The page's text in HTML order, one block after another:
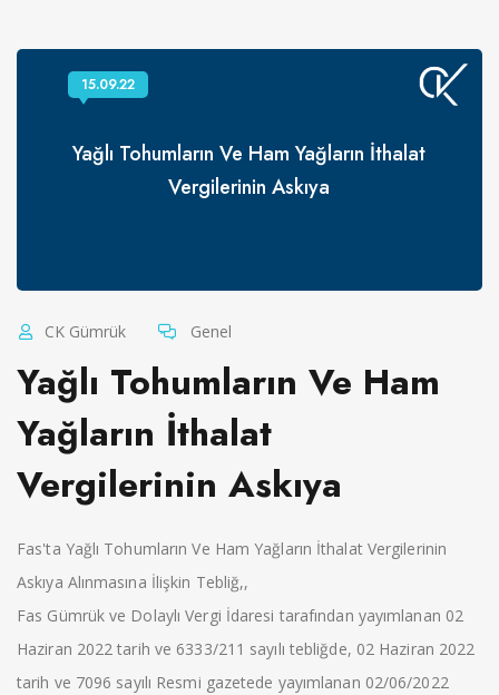
Yağlı Tohumların Ve Ham Yağların İthalat
Vergilerinin Askıya
15.09.22
CK Gümrük Genel
Yağlı Tohumların Ve Ham
Yağların İthalat
Vergilerinin Askıya
Fas'ta Yağlı Tohumların Ve Ham Yağların İthalat Vergilerinin
Askıya Alınmasına İlişkin Tebliğ,,
Fas Gümrük ve Dolaylı Vergi İdaresi tarafından yayımlanan 02
Haziran 2022 tarih ve 6333/211 sayılı tebliğde, 02 Haziran 2022
tarih ve 7096 sayılı Resmi gazetede yayımlanan 02/06/2022